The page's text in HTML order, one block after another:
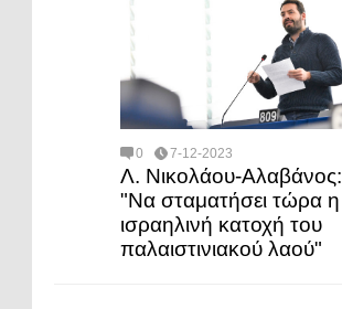
0 7-12-2023
Λ. Νικολάου-Αλαβάνος:
"Να σταματήσει τώρα η
ισραηλινή κατοχή του
παλαιστινιακού λαού"